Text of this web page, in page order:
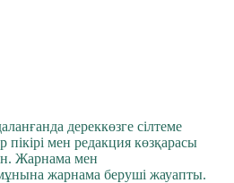
дереккөзге сілтеме
пікірі мен редакция көзқарасы
Жарнама мен
жарнама беруші жауапты.